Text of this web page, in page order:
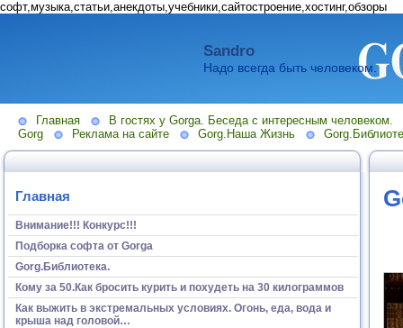
софт,музыка,статьи,анекдоты,учебники,сайтостроение,хостинг,обзоры
Sandro
Надо всегда быть человеком.
Главная
В гостях у Gorga. Беседа с интересным человеком.
Gorg
Реклама на сайте Gorg.Наша Жизнь
Главная
Внимание!!! Конкурс!!!
Подборка софта от Gorga
Gorg.Библиотека.
Кому за 50.Как бросить курить и похудеть на 30 килограммов
Как выжить в экстремальных условиях. Огонь, еда, вода и
крыша над головой…